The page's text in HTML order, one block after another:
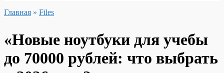
Главная » Files
«Новые ноутбуки для учебы
до 70000 рублей: что выбрать